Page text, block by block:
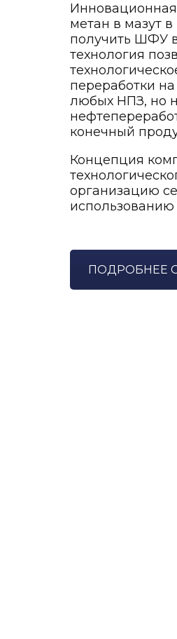
Инновационная
метан в мазут
получить ШФУ
технология
переработки
любых НПЗ, но
конечный
Концепция
организацию
использованию
ПОДРОБНЕЕ